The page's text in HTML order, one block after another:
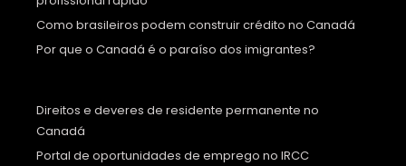
Como brasileiros podem construir crédito no Canadá
Por que o Canadá é o paraíso dos imigrantes?
Direitos e deveres de residente permanente no
Canadá
Portal de oportunidades de emprego no IRCC